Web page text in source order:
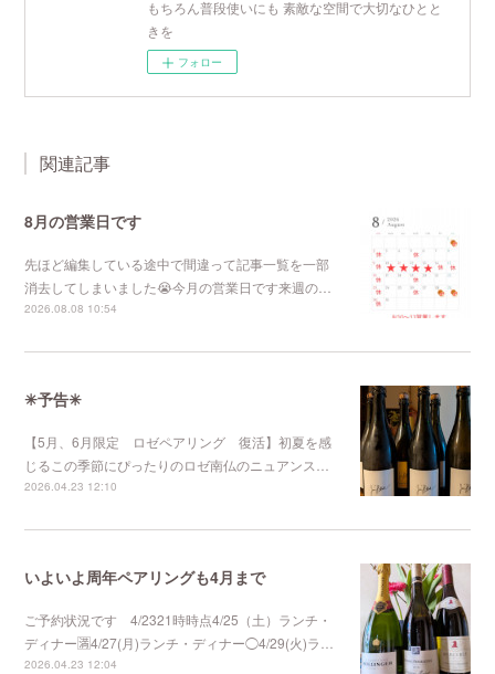
もちろん普段使いにも 素敵な空間で大切なひとと
きを
フォロー
関連記事
8月の営業日です
先ほど編集している途中で間違って記事一覧を一部
消去してしまいました😭今月の営業日です来週の…
2026.08.08 10:54
✳︎予告✳︎
【5月、6月限定 ロゼペアリング 復活】初夏を感
じるこの季節にぴったりのロゼ南仏のニュアンス…
2026.04.23 12:10
いよいよ周年ペアリングも4月まで
ご予約状況です 4/2321時時点4/25（土）ランチ・
ディナー🈵4/27(月)ランチ・ディナー◯4/29(火)ラ…
2026.04.23 12:04